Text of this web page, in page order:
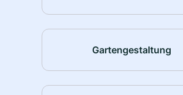
Gartengestaltung